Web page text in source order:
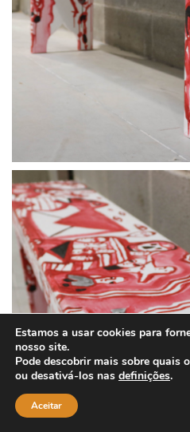
Estamos a usar cookies para
nosso site.
Pode descobrir mais sobre quais
ou desativá-los nas definições.
Aceitar